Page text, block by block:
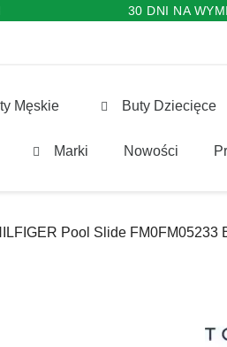
30 DNI NA
Męskie Buty Dziecięce
Marki Nowości
Pool Slide FM0FM05233